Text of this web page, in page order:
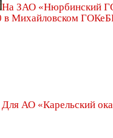
На ЗАО «Нюрбинский
Для АО «Карельский